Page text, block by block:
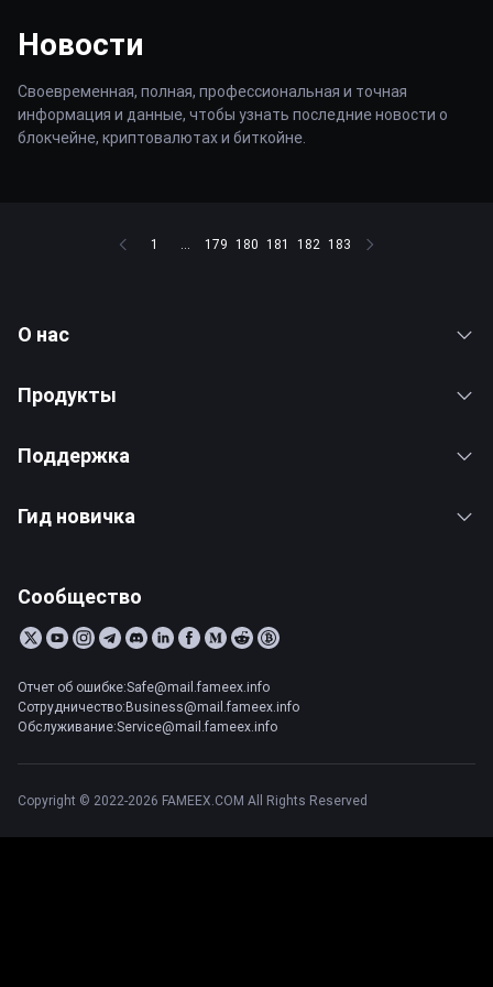
Новости
Своевременная, полная, профессиональная и точная
информация и данные, чтобы узнать последние новости о
блокчейне, криптовалютах и биткойне.
1 ... 179 180 181 182 183
О нас
Продукты
Поддержка
Гид новичка
Сообщество
Отчет об ошибке:Safe@mail.fameex.info
Сотрудничество:Business@mail.fameex.info
Обслуживание:Service@mail.fameex.info
Copyright © 2022-2026 FAMEEX.COM All Rights Reserved